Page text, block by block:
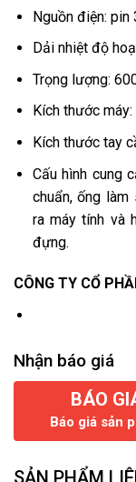
Nguồn điện:
Dải nhiệt độ
Trọng lượng:
Kích thước
Kích thước tay
Cấu hình cung
chuẩn, ống làm
ra máy tính và
đựng.
CÔNG TY CỔ
Nhận báo giá
BÁO
Báo giá sản
SẢN PHẨM